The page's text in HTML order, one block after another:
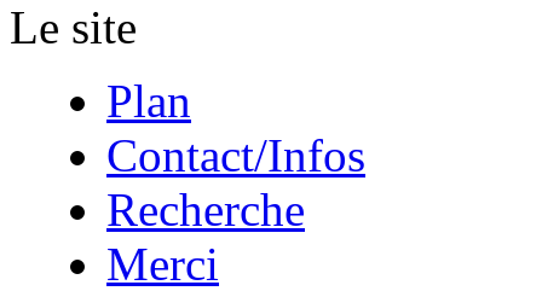
Le site
Plan
Contact/Infos
Recherche
Merci